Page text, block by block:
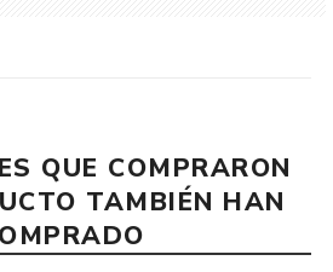
QUE COMPRARON
TAMBIÉN HAN